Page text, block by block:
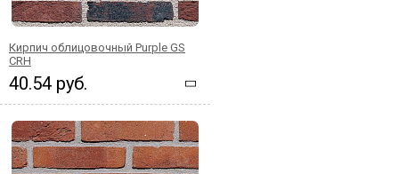
Кирпич облицовочный Purple GS
CRH
40.54 руб.